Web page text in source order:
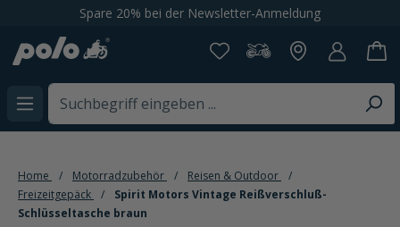
springenSpare 20% bei der Newsletter-Anmeldung
Home Motorradzubehör
Reisen & Outdoor
Freizeitgepäck
Spirit Motors Vintage Reißverschluß-
Schlüsseltasche braun